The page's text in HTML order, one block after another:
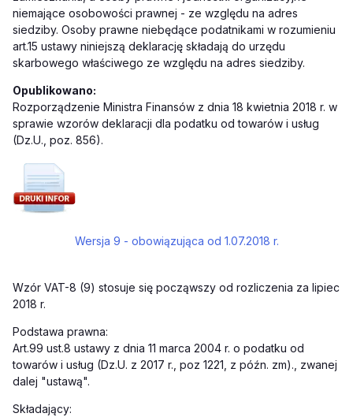
niemające osobowości prawnej - ze względu na adres
siedziby. Osoby prawne niebędące podatnikami w rozumieniu
art.15 ustawy niniejszą deklarację składają do urzędu
skarbowego właściwego ze względu na adres siedziby.
Opublikowano:
Rozporządzenie Ministra Finansów z dnia 18 kwietnia 2018 r. w
sprawie wzorów deklaracji dla podatku od towarów i usług
(Dz.U., poz. 856).
Wersja 9 - obowiązująca od 1.07.2018 r.
Wzór VAT-8 (9) stosuje się począwszy od rozliczenia za lipiec
2018 r.
Podstawa prawna:
Art.99 ust.8 ustawy z dnia 11 marca 2004 r. o podatku od
towarów i usług (Dz.U. z 2017 r., poz 1221, z późn. zm)., zwanej
dalej "ustawą".
Składający: